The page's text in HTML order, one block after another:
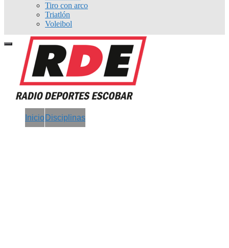
Tiro con arco
Triatlón
Voleibol
Inicio Disciplinas